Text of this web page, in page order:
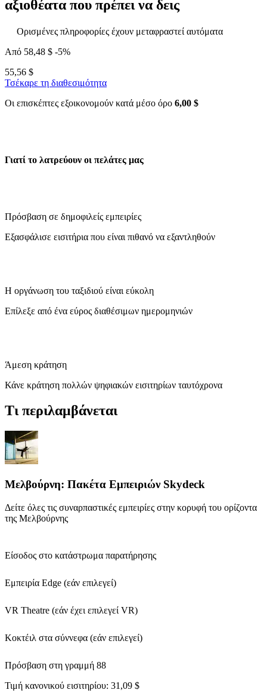
αξιοθέατα που πρέπει να δεις
Ορισμένες πληροφορίες έχουν μεταφραστεί αυτόματα
Από 58,48 $ -5%
55,56 $
Τσέκαρε τη διαθεσιμότητα
Οι επισκέπτες εξοικονομούν κατά μέσο όρο 6,00 $
Γιατί το λατρεύουν οι πελάτες μας
Πρόσβαση σε δημοφιλείς εμπειρίες
Εξασφάλισε εισιτήρια που είναι πιθανό να εξαντληθούν
Η οργάνωση του ταξιδιού είναι εύκολη
Επίλεξε από ένα εύρος διαθέσιμων ημερομηνιών
Άμεση κράτηση
Κάνε κράτηση πολλών ψηφιακών εισιτηρίων ταυτόχρονα
Τι περιλαμβάνεται
Μελβούρνη: Πακέτα Εμπειριών Skydeck
Δείτε όλες τις συναρπαστικές εμπειρίες στην κορυφή του ορίζοντα
της Μελβούρνης
Είσοδος στο κατάστρωμα παρατήρησης
Εμπειρία Edge (εάν επιλεγεί)
VR Theatre (εάν έχει επιλεγεί VR)
Κοκτέιλ στα σύννεφα (εάν επιλεγεί)
Πρόσβαση στη γραμμή 88
Τιμή κανονικού εισιτηρίου: 31,09 $